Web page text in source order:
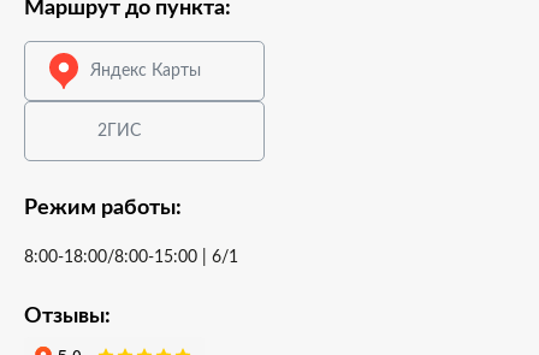
Маршрут до пункта:
Яндекс Карты
2ГИС
Режим работы:
8:00-18:00/8:00-15:00 | 6/1
Отзывы: